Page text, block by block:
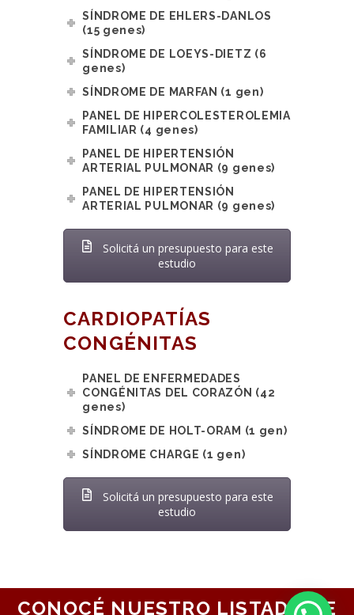
SÍNDROME DE EHLERS-DANLOS
(15 genes)
SÍNDROME DE LOEYS-DIETZ (6
genes)
SÍNDROME DE MARFAN (1 gen)
PANEL DE HIPERCOLESTEROLEMIA
FAMILIAR (4 genes)
PANEL DE HIPERTENSIÓN
ARTERIAL PULMONAR (9 genes)
PANEL DE HIPERTENSIÓN
ARTERIAL PULMONAR (9 genes)
Solicitá un presupuesto para este
estudio
CARDIOPATÍAS
CONGÉNITAS
PANEL DE ENFERMEDADES
CONGÉNITAS DEL CORAZÓN (42
genes)
SÍNDROME DE HOLT-ORAM (1 gen)
SÍNDROME CHARGE (1 gen)
Solicitá un presupuesto para este
estudio
CONOCÉ NUESTRO LISTADO DE